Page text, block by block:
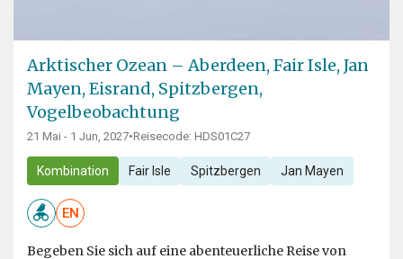
Arktischer Ozean – Aberdeen, Fair Isle, Jan
Mayen, Eisrand, Spitzbergen,
Vogelbeobachtung
21 Mai - 1 Jun, 2027•Reisecode: HDS01C27
Kombination Fair Isle Spitzbergen Jan Mayen
EN
Begeben Sie sich auf eine abenteuerliche Reise von